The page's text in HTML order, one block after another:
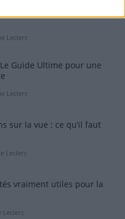
Leclerc
Guide Ultime pour une
Leclerc
sur la vue : ce qu’il faut
Leclerc
vraiment utiles pour la
Leclerc